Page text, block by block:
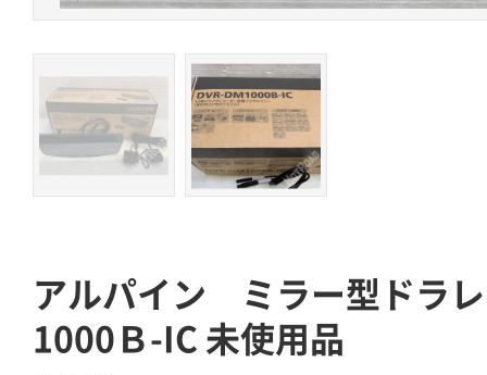
アルパイン ミラー型ドラ
1000Ｂ-IC 未使用品